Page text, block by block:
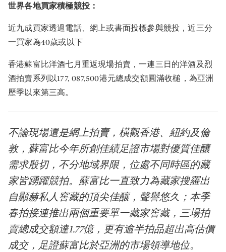
世界各地買家積極競投：
近九成買家透過電話、網上或書面投標參與競投，近三分
一買家為40歲或以下
香港蘇富比洋酒七月重返現場拍賣，一連三日的洋酒及烈
酒拍賣系列以177, 087,500港元總成交額圓滿收槌，為亞洲
歷季以來第三高。
不論現場還是網上拍賣，橫觀香港、紐約及倫
敦，蘇富比今年所創佳績足證市場對優質佳釀
需求殷切，不分地域界限，位處不同時區的藏
家皆踴躍競拍。蘇富比一直致力為藏家搜羅出
自顯赫私人窖藏的頂尖佳釀，聲譽悠久；本季
春拍接連推出兩個重要單一藏家窖藏，三場拍
賣總成交額達1.77億，更有逾半拍品超出高估價
成交，足證蘇富比於亞洲的市場領導地位。